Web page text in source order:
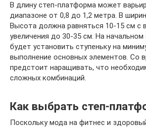
В длину степ-платформа может
диапазоне от 0,8 до 1,2 метра. В
Высота должна равняться 10-15 см с
увеличения до 30-35 см. На
будет установить ступеньку на
выполнение основных элементов. Со
предстоит наращивать, что
сложных комбинаций.
Как выбрать степ-
Поскольку мода на фитнес и